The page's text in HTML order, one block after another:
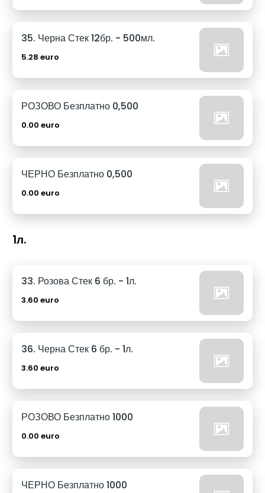
35. Черна Стек 12бр. - 500мл.
5.28 euro
РОЗОВО Безплатно 0,500
0.00 euro
ЧЕРНО Безплатно 0,500
0.00 euro
1л.
33. Розова Стек 6 бр. - 1л.
3.60 euro
36. Черна Стек 6 бр. - 1л.
3.60 euro
РОЗОВО Безплатно 1000
0.00 euro
ЧЕРНО Безплатно 1000